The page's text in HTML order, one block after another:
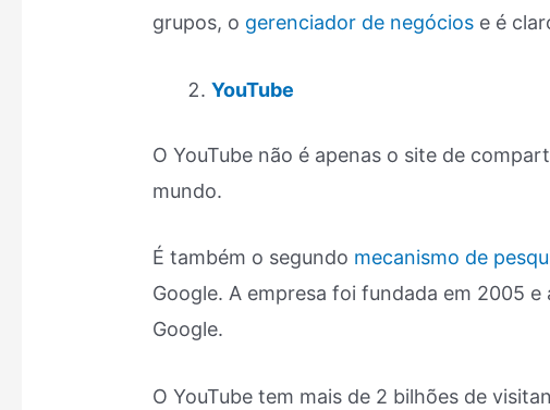
grupos, o gerenciador de negócios e é
YouTube
O YouTube não é apenas o site de
mundo.
É também o segundo mecanismo de
Google. A empresa foi fundada em 2005
Google.
O YouTube tem mais de 2 bilhões de